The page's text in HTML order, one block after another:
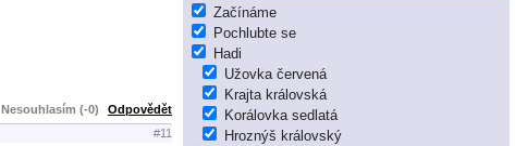
Nesouhlasím (-0) Odpovědět
#11
Začínáme
Pochlubte se
Hadi
Užovka červená
Krajta královská
Korálovka sedlatá
Hroznýš královský